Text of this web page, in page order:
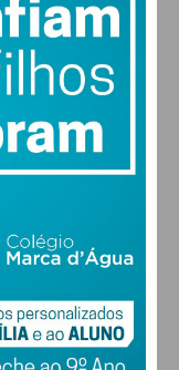
clear sky
vento: 5m/s O
MAX 29 • MIN 29